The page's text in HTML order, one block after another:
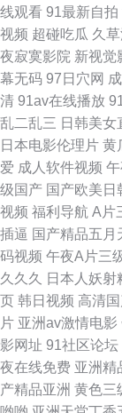
新网址 爱爱三级伦
视频19 人妖专区 三
外日韩产色 成人性
色图p 欧美福利专区
静在线 91视频白虎
精选 51av福利导航
视频影院 91熟妇露
导航中字 先锋Av特
资源总站超碰 91精
线观看 91最新自拍
视频 超碰吃瓜 久
夜寂寞影院 新视觉
幕无码 97日穴网
清 91av在线播放
乱二乱三 日韩美女
日本电影伦理片 黄
爱 成人软件视频
级国产 国产欧美日
视频 福利导航 A片
插逼 国产精品五月
码视频 午夜A片三
久久久
日本人妖射
页 韩日视频 高清
片 亚洲av激情电影
影网址 91社区论坛
夜在线免费 亚洲精
产精品亚洲 黄色三